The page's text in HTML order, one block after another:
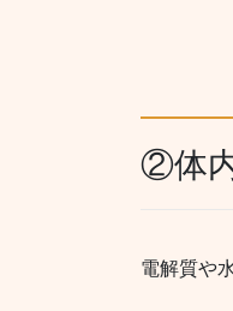
②体
電解質や